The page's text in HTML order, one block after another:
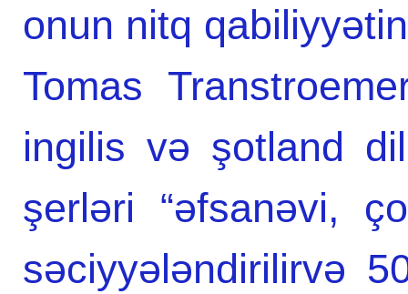
onun nitq
Tomas
ingilis və şotland
şerləri “əfsanəvi,
səciyyələndirilirvə